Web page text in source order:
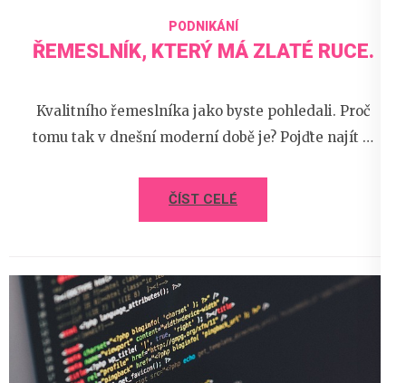
PODNIKÁNÍ
ŘEMESLNÍK, KTERÝ MÁ ZLATÉ RUCE.
Kvalitního řemeslníka jako byste pohledali. Proč
tomu tak v dnešní moderní době je? Pojďte najít …
ČÍST CELÉ